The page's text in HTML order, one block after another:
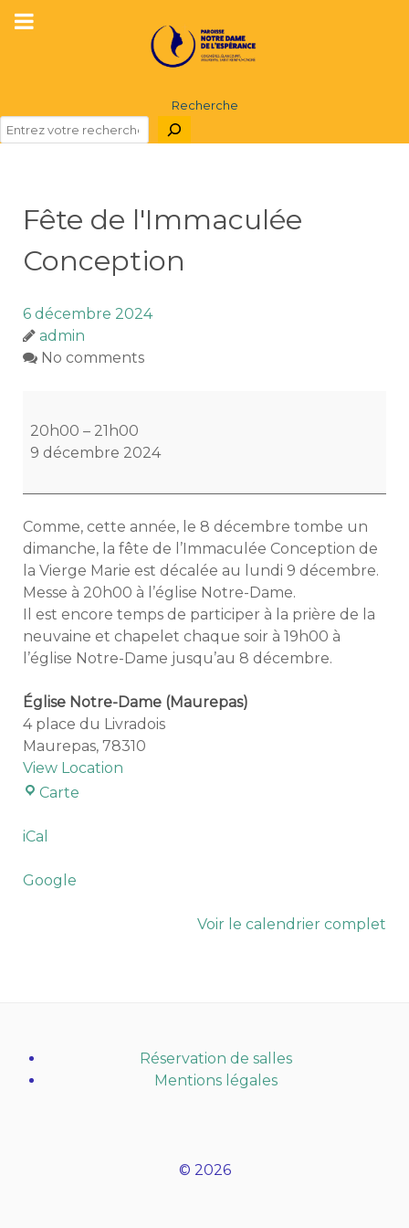
Recherche
Fête de l'Immaculée
Conception
6 décembre 2024
admin
No comments
de
l'Immaculée
20h00 – 21h00
9 décembre 2024
Comme, cette année, le 8 décembre tombe un
dimanche, la fête de l’Immaculée Conception de
la Vierge Marie est décalée au lundi 9 décembre.
Messe à 20h00 à l’église Notre-Dame.
Il est encore temps de participer à la prière de la
neuvaine et chapelet chaque soir à 19h00 à
l’église Notre-Dame jusqu’au 8 décembre.
Église Notre-Dame (Maurepas)
4 place du Livradois
Maurepas, 78310
View Location
Carte
iCal
Google
Voir le calendrier complet
Réservation de salles
Mentions légales
© 2026